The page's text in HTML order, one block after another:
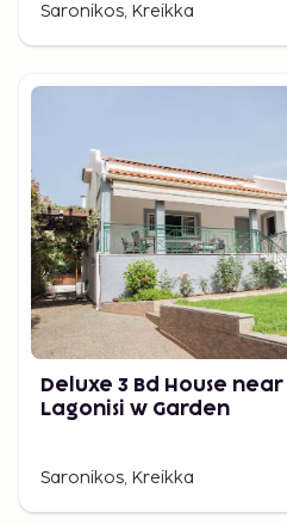
Saronikos, Kreikka
Deluxe 3 Bd House near
Lagonisi w Garden
Saronikos, Kreikka